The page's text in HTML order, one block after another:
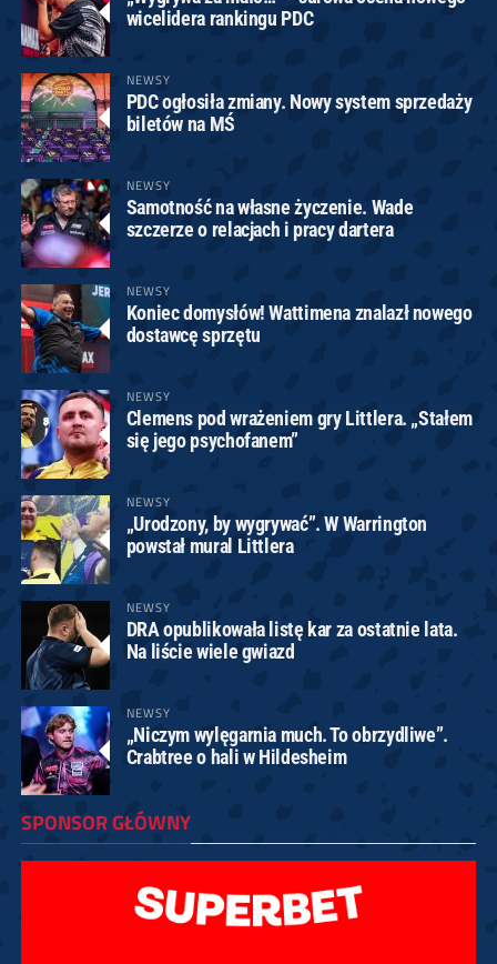
wicelidera rankingu PDC
NEWSY
PDC ogłosiła zmiany. Nowy system sprzedaży
biletów na MŚ
NEWSY
Samotność na własne życzenie. Wade
szczerze o relacjach i pracy dartera
NEWSY
Koniec domysłów! Wattimena znalazł nowego
dostawcę sprzętu
NEWSY
Clemens pod wrażeniem gry Littlera. „Stałem
się jego psychofanem”
NEWSY
„Urodzony, by wygrywać”. W Warrington
powstał mural Littlera
NEWSY
DRA opublikowała listę kar za ostatnie lata.
Na liście wiele gwiazd
NEWSY
„Niczym wylęgarnia much. To obrzydliwe”.
Crabtree o hali w Hildesheim
SPONSOR GŁÓWNY